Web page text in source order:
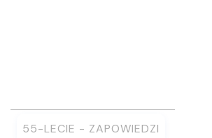
55-LECIE - ZAPOWIEDZI